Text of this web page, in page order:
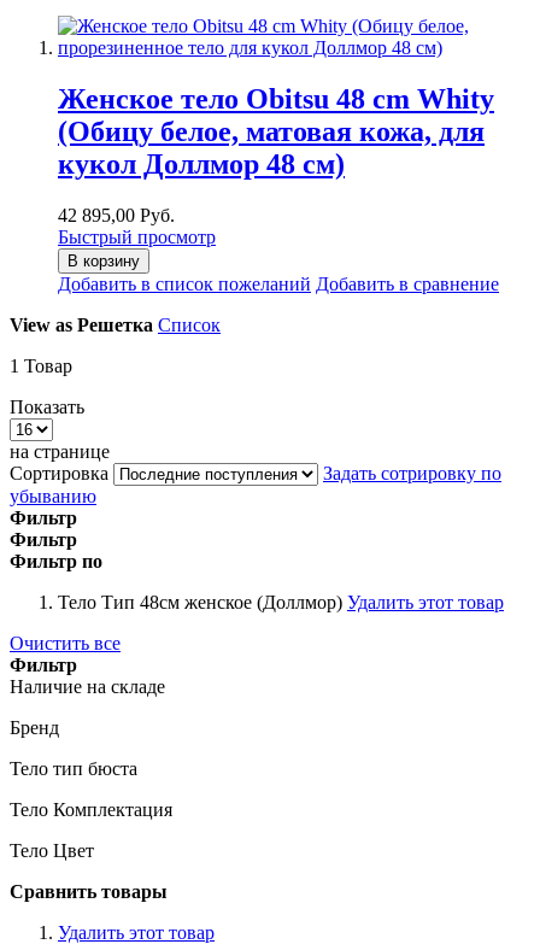
Женское тело Obitsu 48 cm Whity
(Обицу белое, матовая кожа, для
кукол Доллмор 48 см)
42 895,00 Руб.
Быстрый просмотр
В корзину
Добавить в список пожеланий Добавить в сравнение
View as Решетка Список
1 Товар
Показать
на странице
Сортировка
Задать сотрировку по
убыванию
Фильтр
Фильтр
Фильтр по
Тело Тип 48см женское (Доллмор) Удалить этот товар
Очистить все
Фильтр
Наличие на складе
Бренд
Тело тип бюста
Тело Комплектация
Тело Цвет
Сравнить товары
Удалить этот товар